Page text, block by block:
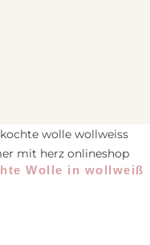
Wolle in wollweiß